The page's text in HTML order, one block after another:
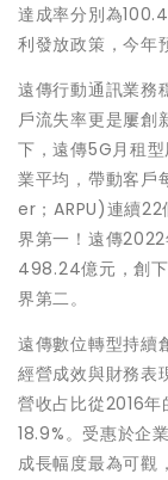
達成率分別為
利發放政策，今年
遠傳行動通訊業務
戶流失率更是屢創
下，遠傳5G月租
業平均，帶動客
er；ARPU)連續22
界第一！遠傳
498.24億元，創
界第二。
遠傳數位轉型持續
經營成效與財務表
營收占比從2016
18.9%。受惠於企
成長幅度最為可觀